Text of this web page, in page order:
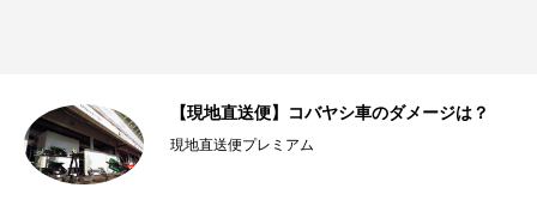
【現地直送便】コバヤシ車のダメージは？
現地直送便プレミアム